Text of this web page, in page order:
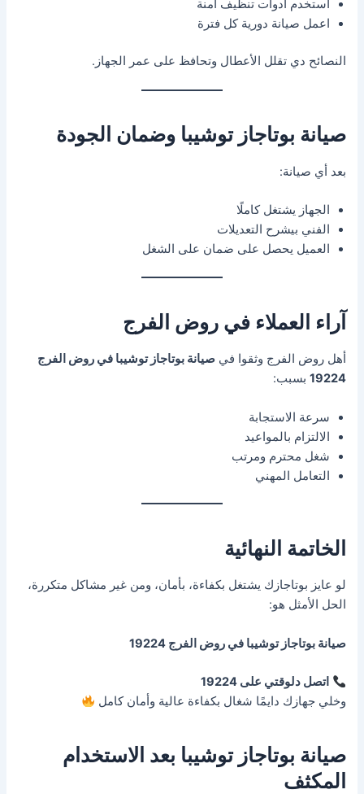
استخدم أدوات تنظيف آمنة
اعمل صيانة دورية كل فترة
النصائح دي تقلل الأعطال وتحافظ على عمر الجهاز.
صيانة بوتاجاز توشيبا وضمان الجودة
بعد أي صيانة:
الجهاز يشتغل كاملًا
الفني بيشرح التعديلات
العميل يحصل على ضمان على الشغل
آراء العملاء في روض الفرج
أهل روض الفرج وثقوا فيصيانة بوتاجاز توشيبا في روض الفرج
19224 بسبب:
سرعة الاستجابة
الالتزام بالمواعيد
شغل محترم ومرتب
التعامل المهني
الخاتمة النهائية
لو عايز بوتاجازك يشتغل بكفاءة، بأمان، ومن غير مشاكل متكررة،
الحل الأمثل هو:
صيانة بوتاجاز توشيبا في روض الفرج 19224
اتصل دلوقتي على 19224
وخلي جهازك دايمًا شغال بكفاءة عالية وأمان كامل
صيانة بوتاجاز توشيبا بعد الاستخدام
المكثف